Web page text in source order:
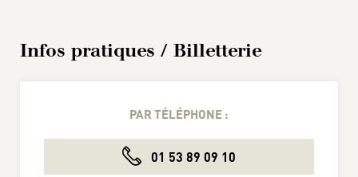
Infos pratiques / Billetterie
PAR TÉLÉPHONE :
01 53 89 09 10